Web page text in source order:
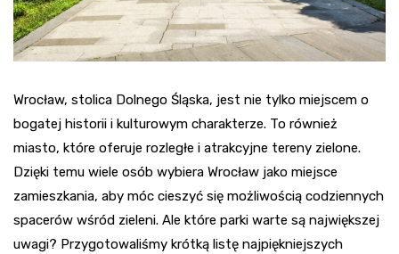
Wrocław, stolica Dolnego Śląska, jest nie tylko miejscem o
bogatej historii i kulturowym charakterze. To również
miasto, które oferuje rozległe i atrakcyjne tereny zielone.
Dzięki temu wiele osób wybiera Wrocław jako miejsce
zamieszkania, aby móc cieszyć się możliwością codziennych
spacerów wśród zieleni. Ale które parki warte są największej
uwagi? Przygotowaliśmy krótką listę najpiękniejszych